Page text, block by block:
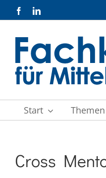
Inhalt
FacebookLinkedIn
Start Themen
Cross